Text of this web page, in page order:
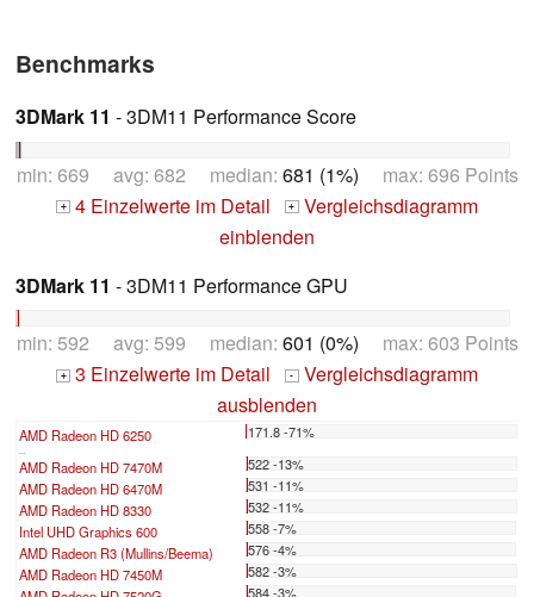
Benchmarks
3DMark 11 - 3DM11 Performance Score
min: 669 avg: 682 median: 681 (1%) max: 696 Points
+ 4 Einzelwerte im Detail + Vergleichsdiagramm
einblenden
3DMark 11 - 3DM11 Performance GPU
min: 592 avg: 599 median: 601 (0%) max: 603 Points
+ 3 Einzelwerte im Detail - Vergleichsdiagramm
ausblenden
AMD Radeon HD 6250 171.8 -71%
...
AMD Radeon HD 7470M
522 -13%
AMD Radeon HD 6470M
531 -11%
AMD Radeon HD 8330
532 -11%
Intel UHD Graphics 600
558 -7%
AMD Radeon R3 (Mullins/Beema)
576 -4%
AMD Radeon HD 7450M
582 -3%
584 -3%